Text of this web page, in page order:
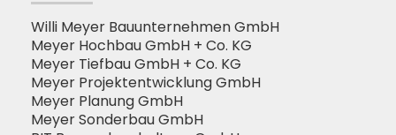
Willi Meyer Bauunternehmen GmbH
Meyer Hochbau GmbH + Co. KG
Meyer Tiefbau GmbH + Co. KG
Meyer Projektentwicklung GmbH
Meyer Planung GmbH
Meyer Sonderbau GmbH